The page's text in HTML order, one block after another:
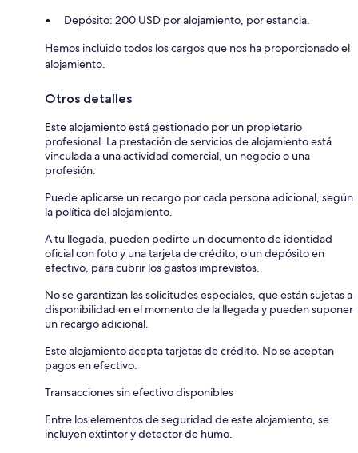
Depósito: 200 USD por alojamiento, por estancia.
Hemos incluido todos los cargos que nos ha proporcionado el
alojamiento.
Otros detalles
Este alojamiento está gestionado por un propietario
profesional. La prestación de servicios de alojamiento está
vinculada a una actividad comercial, un negocio o una
profesión.
Puede aplicarse un recargo por cada persona adicional, según
la política del alojamiento.
A tu llegada, pueden pedirte un documento de identidad
oficial con foto y una tarjeta de crédito, o un depósito en
efectivo, para cubrir los gastos imprevistos.
No se garantizan las solicitudes especiales, que están sujetas a
disponibilidad en el momento de la llegada y pueden suponer
un recargo adicional.
Este alojamiento acepta tarjetas de crédito. No se aceptan
pagos en efectivo.
Transacciones sin efectivo disponibles
Entre los elementos de seguridad de este alojamiento, se
incluyen extintor y detector de humo.